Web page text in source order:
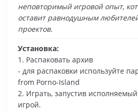
неповторимый игровой опыт,
оставит равнодушным
проектов.
Установка:
1. Распаковать архив
- для распаковки используйте
from Porno-Island
2. Играть, запустив
игрой.